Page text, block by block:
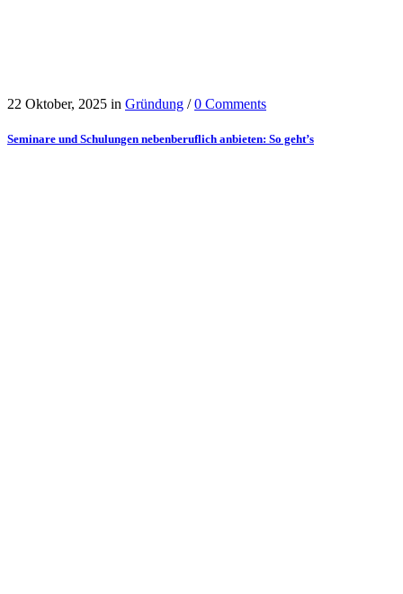
22 Oktober, 2025 in Gründung /0 Comments
Seminare und Schulungen nebenberuflich anbieten: So geht’s